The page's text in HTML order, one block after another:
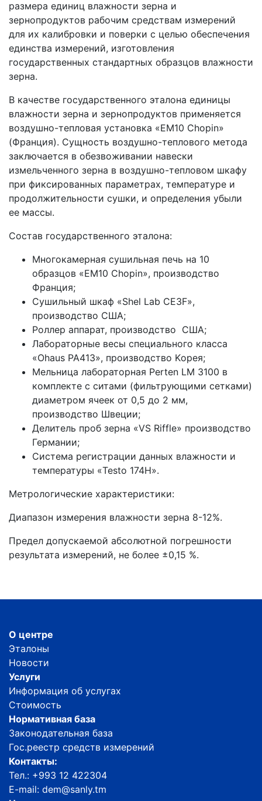
размера единиц влажности зерна и
зернопродуктов рабочим средствам измерений
для их калибровки и поверки с целью обеспечения
единства измерений, изготовления
государственных стандартных образцов влажности
зерна.
В качестве государственного эталона единицы
влажности зерна и зернопродуктов применяется
воздушно-тепловая установка «ЕМ10 Chopin»
(Франция). Сущность воздушно-теплового метода
заключается в обезвоживании навески
измельченного зерна в воздушно-тепловом шкафу
при фиксированных параметрах, температуре и
продолжительности сушки, и определения убыли
ее массы.
Состав государственного эталона:
Многокамерная сушильная печь на 10
образцов «ЕМ10 Chopin», производство
Франция;
Сушильный шкаф «Shel Lab CE3F»,
производство США;
Роллер аппарат, производство США;
Лабораторные весы специального класса
«Ohaus PA413», производство Kорея;
Мельница лабораторная Perten LM 3100 в
комплекте с ситами (фильтрующими сетками)
диаметром ячеек от 0,5 до 2 мм,
производство Швеции;
Делитель проб зерна «VS Riffle» производство
Германии;
Система регистрации данных влажности и
температуры «Testo 174H».
Метрологические характеристики:
Диапазон измерения влажности зерна 8-12%.
Предел допускаемой абсолютной погрешности
результата измерений, не более ±0,15 %.
О центре
Эталоны
Новости
Услуги
Информация об услугах
Стоимость
Нормативная база
Законодательная база
Гос.реестр средств измерений
Контакты:
Тел.: +993 12 422304
E-mail: dem@sanly.tm